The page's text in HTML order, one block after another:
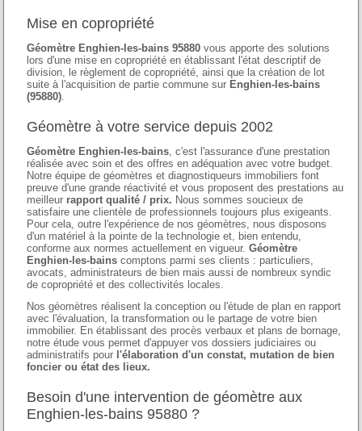
Mise en copropriété
Géomètre Enghien-les-bains 95880 vous apporte des solutions
lors d'une mise en copropriété en établissant l'état descriptif de
division, le règlement de copropriété, ainsi que la création de lot
suite à l'acquisition de partie commune sur Enghien-les-bains
(95880)
Géomètre à votre service depuis 2002
Géomètre Enghien-les-bains , c'est l'assurance d'une prestation
réalisée avec soin et des offres en adéquation avec votre budget.
Notre équipe de géomètres et diagnostiqueurs immobiliers font
preuve d'une grande réactivité et vous proposent des prestations au
meilleur rapport qualité / prix. Nous sommes soucieux de
satisfaire une clientèle de professionnels toujours plus exigeants.
Pour cela, outre l'expérience de nos géomètres, nous disposons
d'un matériel à la pointe de la technologie et, bien entendu,
conforme aux normes actuellement en vigueur.Géomètre
Enghien-les-bains comptons parmi ses clients : particuliers,
avocats, administrateurs de bien mais aussi de nombreux syndic
de copropriété et des collectivités locales.
Nos géomètres réalisent la conception ou l'étude de plan en rapport
avec l'évaluation, la transformation ou le partage de votre bien
immobilier. En établissant des procès verbaux et plans de bornage,
notre étude vous permet d'appuyer vos dossiers judiciaires ou
administratifs pour l'élaboration d'un constat, mutation de bien
foncier ou état des lieux.
Besoin d'une intervention de géomètre aux
Enghien-les-bains 95880 ?